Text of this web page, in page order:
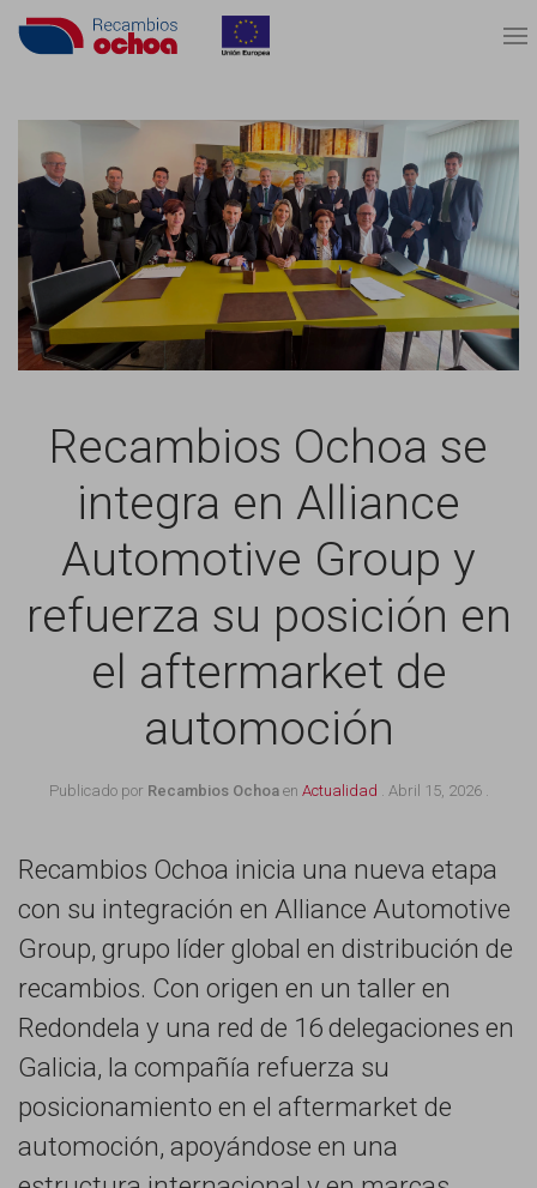
Recambios Ochoa se
integra en Alliance
Automotive Group y
refuerza su posición en
el aftermarket de
automoción
Publicado por Recambios Ochoaen Actualidad . Abril 15, 2026.
Recambios Ochoa inicia una nueva etapa
con su integración en Alliance Automotive
Group, grupo líder global en distribución de
recambios. Con origen en un taller en
Redondela y una red de 16 delegaciones en
Galicia, la compañía refuerza su
posicionamiento en el aftermarket de
automoción, apoyándose en una